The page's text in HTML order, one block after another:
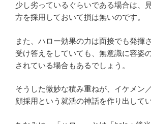
少し劣っているぐらいである場合は、
方を採用しておいて損は無いのです。
また、ハロー効果の力は面接でも発揮
受け答えをしていても、無意識に容姿
されている場合もあるでしょう。
そうした微妙な積み重ねが、イケメン
顔採用という就活の神話を作り出して